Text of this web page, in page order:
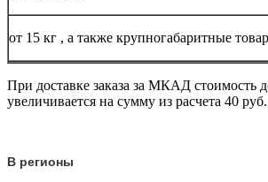
от 15 кг , а также крупногабаритные
При доставке заказа за МКАД стоимость
увеличивается на сумму из расчета 40
В регионы